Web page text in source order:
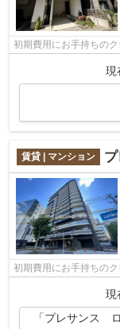
初期費用にお手持ちの
現
賃貸 | マンション プ
初期費用にお手持ちの
現
「プレサンス